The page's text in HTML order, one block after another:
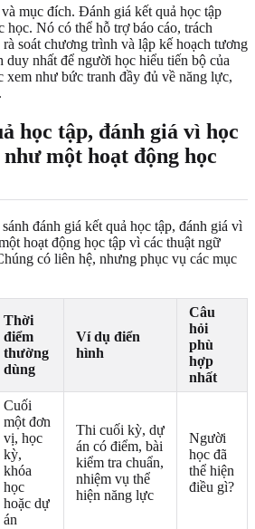
mục đích. Đánh giá kết quả học tập
Nó có thể hỗ trợ báo cáo, trách
soát chương trình và lập kế hoạch tương
duy nhất để người học hiểu tiến bộ của
xem như bức tranh đầy đủ về năng lực,
học tập, đánh giá vì học
một hoạt động học
đánh giá kết quả học tập, đánh giá vì
hoạt động học tập vì các thuật ngữ
có liên hệ, nhưng phục vụ các mục
Thời
điểm
thường
dùng
Ví dụ điển
hình
Câu
hỏi
phù
hợp
nhất
Cuối
một đơn
vị, học
kỳ,
khóa
học
hoặc dự
án
Thi cuối kỳ, dự
án có điểm, bài
kiểm tra chuẩn,
nhiệm vụ thể
hiện năng lực
Người
học đã
thể hiện
điều gì?